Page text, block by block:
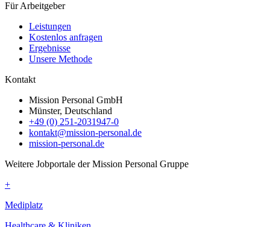
Für Arbeitgeber
Leistungen
Kostenlos anfragen
Ergebnisse
Unsere Methode
Kontakt
Mission Personal GmbH
Münster, Deutschland
+49 (0) 251-2031947-0
kontakt@mission-personal.de
mission-personal.de
Weitere Jobportale der Mission Personal Gruppe
+
Mediplatz